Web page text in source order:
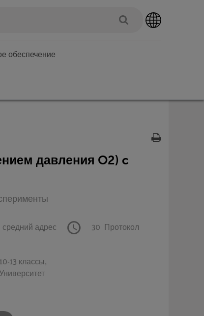
обеспечение
давления O2) c
средний адрес 30 Протокол
10-13 классы,
Университет